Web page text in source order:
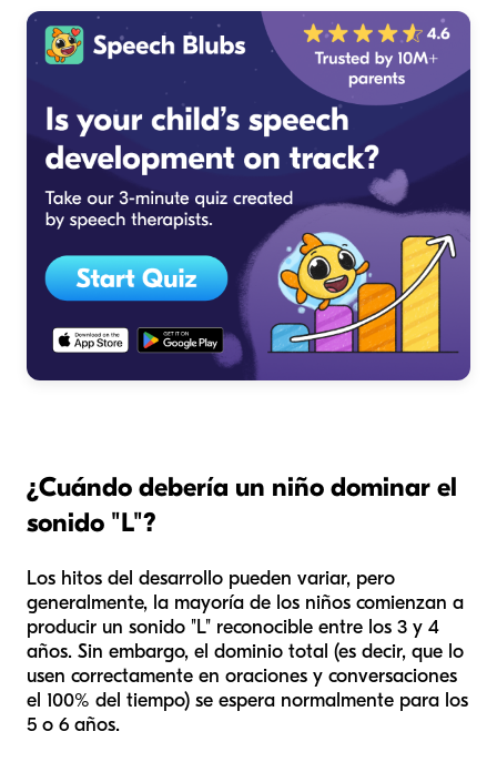
¿Cuándo debería un niño dominar el
sonido "L"?
Los hitos del desarrollo pueden variar, pero
generalmente, la mayoría de los niños comienzan a
producir un sonido "L" reconocible entre los 3 y 4
años. Sin embargo, el dominio total (es decir, que lo
usen correctamente en oraciones y conversaciones
el 100% del tiempo) se espera normalmente para los
5 o 6 años.